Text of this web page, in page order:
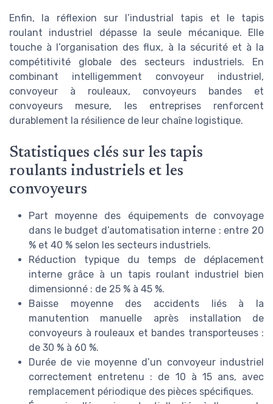
Enfin, la réflexion sur l’industrial tapis et le tapis
roulant industriel dépasse la seule mécanique. Elle
touche à l’organisation des flux, à la sécurité et à la
compétitivité globale des secteurs industriels. En
combinant intelligemment convoyeur industriel,
convoyeur à rouleaux, convoyeurs bandes et
convoyeurs mesure, les entreprises renforcent
durablement la résilience de leur chaîne logistique.
Statistiques clés sur les tapis
roulants industriels et les
convoyeurs
Part moyenne des équipements de convoyage
dans le budget d’automatisation interne : entre 20
% et 40 % selon les secteurs industriels.
Réduction typique du temps de déplacement
interne grâce à un tapis roulant industriel bien
dimensionné : de 25 % à 45 %.
Baisse moyenne des accidents liés à la
manutention manuelle après installation de
convoyeurs à rouleaux et bandes transporteuses :
de 30 % à 60 %.
Durée de vie moyenne d’un convoyeur industriel
correctement entretenu : de 10 à 15 ans, avec
remplacement périodique des pièces spécifiques.